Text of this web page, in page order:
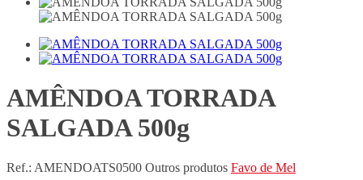
AMÊNDOA TORRADA
SALGADA 500g
Ref.: AMENDOATS0500 Outros produtos Favo de Mel